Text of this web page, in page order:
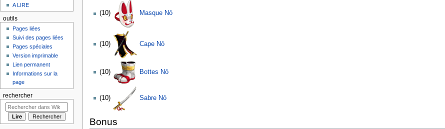
(10) Masque Nō
(10) Cape Nō
(10) Bottes Nō
(10) Sabre Nō
Bonus
A LIRE
outils
Pages liées
Suivi des pages liées
Pages spéciales
Version imprimable
Lien permanent
Informations sur la
page
rechercher